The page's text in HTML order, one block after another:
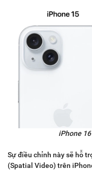
iPhone
Sự điều chỉnh này sẽ hỗ
(Spatial Video) trên